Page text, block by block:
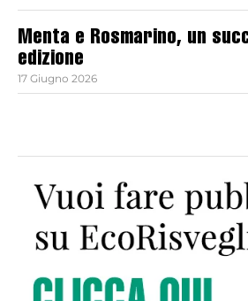
Menta e Rosmarino, un
edizione
17 Giugno 2026